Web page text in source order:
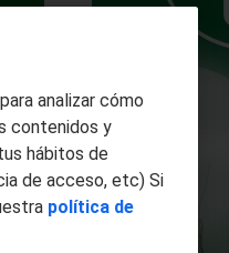
analizar cómo
contenidos y
hábitos de
de acceso, etc) Si
política de